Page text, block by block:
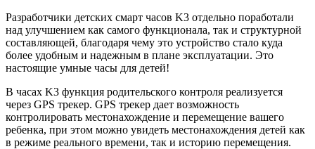
Разработчики детских смарт часов K3 отдельно поработали
над улучшением как самого функционала, так и структурной
составляющей, благодаря чему это устройство стало куда
более удобным и надежным в плане эксплуатации. Это
настоящие умные часы для детей!
В часах K3 функция родительского контроля реализуется
через GPS трекер. GPS трекер дает возможность
контролировать местонахождение и перемещение вашего
ребенка, при этом можно увидеть местонахождения детей как
в режиме реального времени, так и историю перемещения.